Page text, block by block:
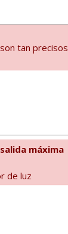
tan
máxima
de luz